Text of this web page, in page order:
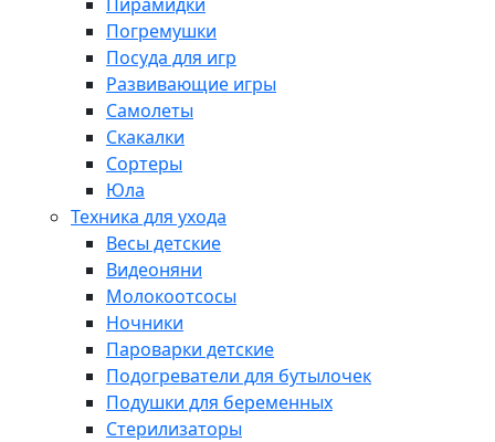
Погремушки
Посуда для игр
Развивающие игры
Самолеты
Скакалки
Сортеры
Юла
Техника для ухода
Весы детские
Видеоняни
Молокоотсосы
Ночники
Пароварки детские
Подогреватели для бутылочек
Подушки для беременных
Стерилизаторы